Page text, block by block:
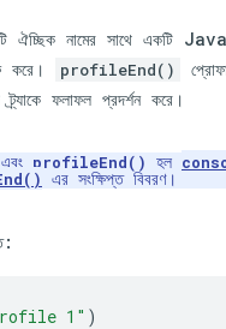
ঐচ্ছিক নামের সাথে একটি
করে।
profileEnd()
ট্র্যাকে ফলাফল প্রদর্শন করে।
এবং profileEnd() হল
এর সংক্ষিপ্ত বিবরণ।
1" )